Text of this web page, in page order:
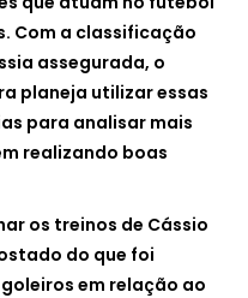
Com a classificação
assegurada, o
planeja utilizar essas
para analisar mais
realizando boas
os treinos de Cássio
do que foi
em relação ao